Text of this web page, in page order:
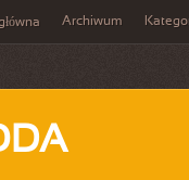
Archiwum